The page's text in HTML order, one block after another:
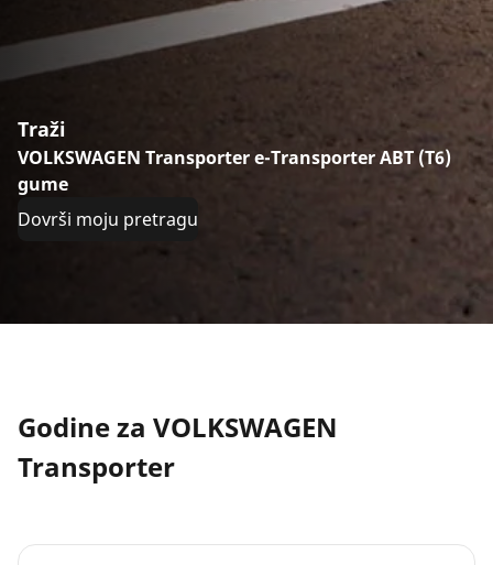
Traži
VOLKSWAGEN Transporter e-Transporter ABT (T6)
gume
Dovrši moju pretragu
Godine za VOLKSWAGEN
Transporter